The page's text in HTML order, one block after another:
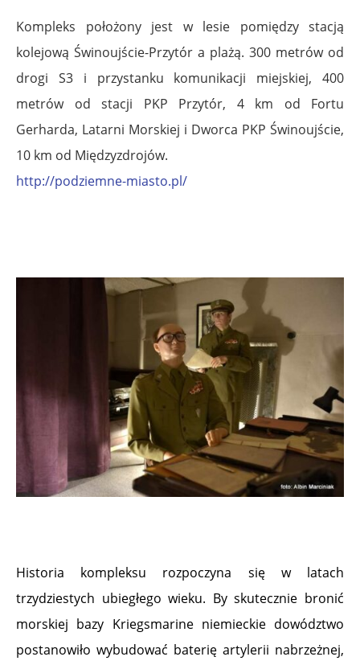
Kompleks położony jest w lesie pomiędzy stacją
kolejową Świnoujście-Przytór a plażą. 300 metrów od
drogi S3 i przystanku komunikacji miejskiej, 400
metrów od stacji PKP Przytór, 4 km od Fortu
Gerharda, Latarni Morskiej i Dworca PKP Świnoujście,
10 km od Międzyzdrojów.
http://podziemne-miasto.pl/
Historia kompleksu rozpoczyna się w latach
trzydziestych ubiegłego wieku. By skutecznie bronić
morskiej bazy Kriegsmarine niemieckie dowództwo
postanowiło wybudować baterię artylerii nabrzeżnej,